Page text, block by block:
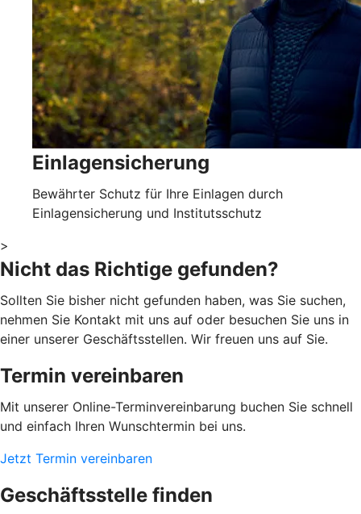
Einlagensicherung
Bewährter Schutz für Ihre Einlagen durch
Einlagensicherung und Institutsschutz
>
Nicht das Richtige gefunden?
Sollten Sie bisher nicht gefunden haben, was Sie suchen,
nehmen Sie Kontakt mit uns auf oder besuchen Sie uns in
einer unserer Geschäftsstellen. Wir freuen uns auf Sie.
Termin vereinbaren
Mit unserer Online-Terminvereinbarung buchen Sie schnell
und einfach Ihren Wunschtermin bei uns.
Jetzt Termin vereinbaren
Geschäftsstelle finden